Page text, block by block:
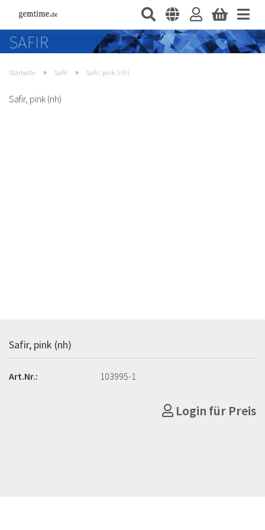
Startseite » Safir » Safir, pink (nh)
Safir, pink (nh)
Safir, pink (nh)
Art.Nr.: 103995-1
Login für Preis